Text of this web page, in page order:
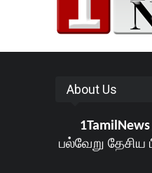
About Us
1TamilNews
பல்வேறு தேசிய